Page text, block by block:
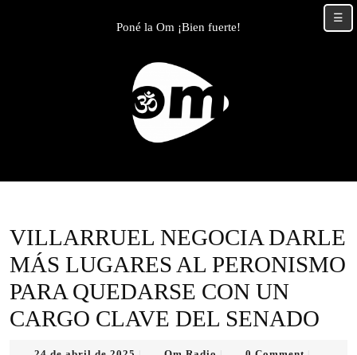
Poné la Om ¡Bien fuerte!
VILLARRUEL NEGOCIA DARLE
MÁS LUGARES AL PERONISMO
PARA QUEDARSE CON UN
CARGO CLAVE DEL SENADO
☰